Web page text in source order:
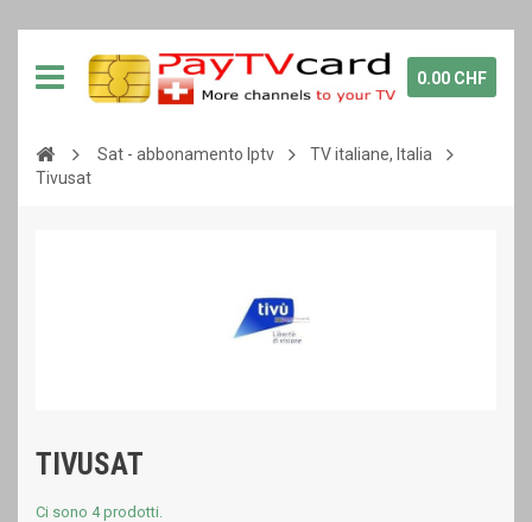
0.00 CHF
Sat - abbonamento Iptv
TV italiane, Italia
Tivusat
TIVUSAT
Ci sono 4 prodotti.